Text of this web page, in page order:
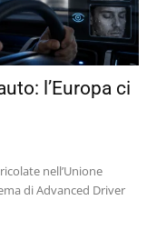
l’Europa ci
nell’Unione
di Advanced Driver